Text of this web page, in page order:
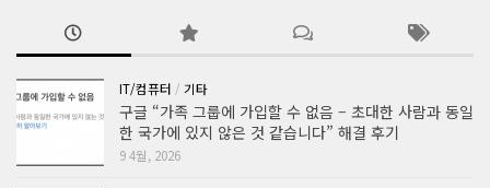
IT/컴퓨터 / 기타
구글 “가족 그룹에 가입할 수 없음 – 초대한 사람과 동일
한 국가에 있지 않은 것 같습니다” 해결 후기
9 4월, 2026